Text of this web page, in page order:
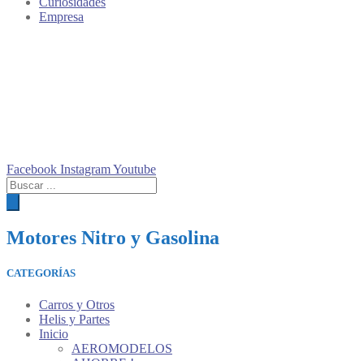
Empresa
Facebook InstagramYoutube
Búsqueda
de
productos
Motores Nitro y Gasolina
CATEGORÍAS
Carros y Otros
Helis y Partes
Inicio
AEROMODELOS